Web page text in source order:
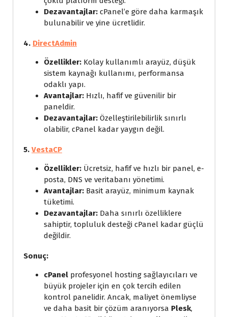
Dezavantajlar: cPanel’e göre daha karmaşık
bulunabilir ve yine ücretlidir.
4. DirectAdmin
Özellikler: Kolay kullanımlı arayüz, düşük
sistem kaynağı kullanımı, performansa
odaklı yapı.
Avantajlar: Hızlı, hafif ve güvenilir bir
paneldir.
Dezavantajlar: Özelleştirilebilirlik sınırlı
olabilir, cPanel kadar yaygın değil.
5. VestaCP
Özellikler: Ücretsiz, hafif ve hızlı bir panel, e-
posta, DNS ve veritabanı yönetimi.
Avantajlar: Basit arayüz, minimum kaynak
tüketimi.
Dezavantajlar: Daha sınırlı özelliklere
sahiptir, topluluk desteği cPanel kadar güçlü
değildir.
Sonuç:
cPanel profesyonel hosting sağlayıcıları ve
büyük projeler için en çok tercih edilen
kontrol panelidir. Ancak, maliyet önemliyse
ve daha basit bir çözüm aranıyorsa Plesk,